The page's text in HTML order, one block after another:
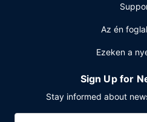
városában tervez valamilyen
négyzetláb (35 négyzetméter)
autóval érkező vendégek
Az én
Ezeken a
Sign Up for
Stay informed about